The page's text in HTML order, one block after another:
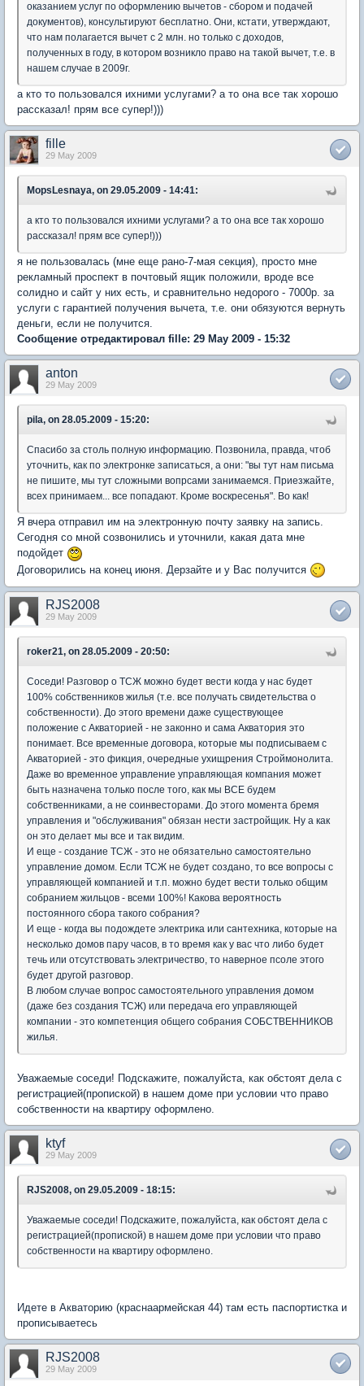
оказанием услуг по оформлению вычетов - сбором и подачей
документов), консультируют бесплатно. Они, кстати, утверждают,
что нам полагается вычет с 2 млн. но только с доходов,
полученных в году, в котором возникло право на такой вычет, т.е. в
нашем случае в 2009г.
а кто то пользовался ихними услугами? а то она все так хорошо
рассказал! прям все супер!)))
fille
29 May 2009
MopsLesnaya, on 29.05.2009 - 14:41:
а кто то пользовался ихними услугами? а то она все так хорошо
рассказал! прям все супер!)))
я не пользовалась (мне еще рано-7-мая секция), просто мне
рекламный проспект в почтовый ящик положили, вроде все
солидно и сайт у них есть, и сравнительно недорого - 7000р. за
услуги с гарантией получения вычета, т.е. они обязуются вернуть
деньги, если не получится.
Сообщение отредактировал fille: 29 May 2009 - 15:32
anton
29 May 2009
pila, on 28.05.2009 - 15:20:
Спасибо за столь полную информацию. Позвонила, правда, чтоб
уточнить, как по электронке записаться, а они: "вы тут нам письма
не пишите, мы тут сложными вопрсами занимаемся. Приезжайте,
всех принимаем... все попадают. Кроме воскресенья". Во как!
Я вчера отправил им на электронную почту заявку на запись.
Сегодня со мной созвонились и уточнили, какая дата мне
подойдет
Договорились на конец июня. Дерзайте и у Вас получится
RJS2008
29 May 2009
roker21, on 28.05.2009 - 20:50:
Соседи! Разговор о ТСЖ можно будет вести когда у нас будет
100% собственников жилья (т.е. все получать свидетельства о
собственности). До этого времени даже существующее
положение с Акваторией - не законно и сама Акватория это
понимает. Все временные договора, которые мы подписываем с
Акваторией - это фикция, очередные ухищрения Строймонолита.
Даже во временное управление управляющая компания может
быть назначена только после того, как мы ВСЕ будем
собственниками, а не соинвесторами. До этого момента бремя
управления и "обслуживания" обязан нести застройщик. Ну а как
он это делает мы все и так видим.
И еще - создание ТСЖ - это не обязательно самостоятельно
управление домом. Если ТСЖ не будет создано, то все вопросы с
управляющей компанией и т.п. можно будет вести только общим
собранием жильцов - всеми 100%! Какова вероятность
постоянного сбора такого собрания?
И еще - когда вы подождете электрика или сантехника, которые на
несколько домов пару часов, в то время как у вас что либо будет
течь или отсутствовать электричество, то наверное псоле этого
будет другой разговор.
В любом случае вопрос самостоятельного управления домом
(даже без создания ТСЖ) или передача его управляющей
компании - это компетенция общего собрания СОБСТВЕННИКОВ
жилья.
Уважаемые соседи! Подскажите, пожалуйста, как обстоят дела с
регистрацией(пропиской) в нашем доме при условии что право
собственности на квартиру оформлено.
ktyf
29 May 2009
RJS2008, on 29.05.2009 - 18:15:
Уважаемые соседи! Подскажите, пожалуйста, как обстоят дела с
регистрацией(пропиской) в нашем доме при условии что право
собственности на квартиру оформлено.
Идете в Акваторию (краснаармейская 44) там есть паспортистка и
прописываетесь
RJS2008
29 May 2009